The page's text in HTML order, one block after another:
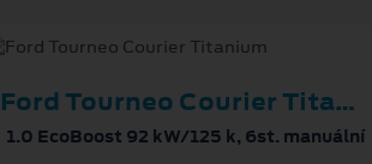
Ford Tourneo Courier Titanium
1.0 EcoBoost 92 kW/125 k, 6st. manuální